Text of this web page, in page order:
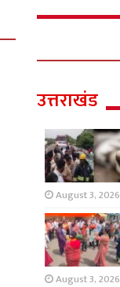
उत्तराखंड
August 3, 2026
August 3, 2026